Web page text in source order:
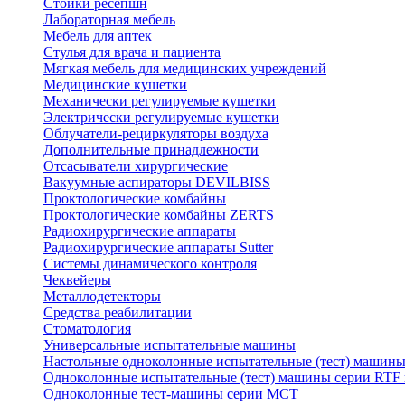
Стойки ресепшн
Лабораторная мебель
Мебель для аптек
Стулья для врача и пациента
Мягкая мебель для медицинских учреждений
Медицинские кушетки
Механически регулируемые кушетки
Электрически регулируемые кушетки
Облучатели-рециркуляторы воздуха
Дополнительные принадлежности
Отсасыватели хирургические
Вакуумные аспираторы DEVILBISS
Проктологические комбайны
Проктологические комбайны ZERTS
Радиохирургические аппараты
Радиохирургические аппараты Sutter
Системы динамического контроля
Чеквейеры
Металлодетекторы
Средства реабилитации
Стоматология
Универсальные испытательные машины
Настольные одноколонные испытательные (тест)
Одноколонные испытательные (тест) машины серии RTF
Одноколонные тест-машины серии MCT